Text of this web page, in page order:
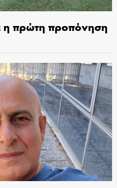
η πρώτη προπόνηση